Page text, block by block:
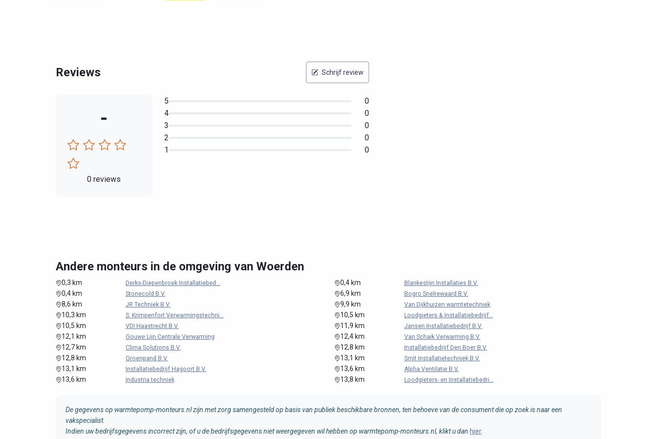
Reviews Schrijf review
-
0 reviews
5
0
4
0
3
0
2
0
1
0
Andere monteurs in de omgeving van Woerden
0,3 km Derks-Diepenbroek Installatiebed... 0,4 km Blankestijn Installaties B.V.
0,4 km Stonecold B.V. 6,9 km Bogro Snelrewaard B.V.
8,6 km JR Techniek B.V. 9,9 km Van Dijkhuizen warmtetechniek
10,3 km S. Krimpenfort Verwarmingstechni... 10,5 km Loodgieters & Installatiebedrijf...
10,5 km VDI Haastrecht B.V. 11,9 km Jansen Installatiebedrijf B.V.
12,1 km Gouwe Lijn Centrale Verwarming 12,4 km Van Schaik Verwarming B.V.
12,7 km Clima Solutions B.V. 12,8 km Installatiebedrijf Den Boer B.V.
12,8 km Groenpand B.V. 13,1 km Smit Installatietechniek B.V.
13,1 km Installatiebedrijf Hagoort B.V. 13,6 km Alpha Ventilatie B.V.
13,6 km Industria techniek 13,8 km Loodgieters- en Installatiebedri...
De gegevens op warmtepomp-monteurs.nl zijn met zorg samengesteld op basis van publiek beschikbare bronnen, ten behoeve van de consument die op zoek is naar een
vakspecialist.
Indien uw bedrijfsgegevens incorrect zijn, of u de bedrijfsgegevens niet weergegeven wil hebben op warmtepomp-monteurs.nl, klikt u dan hier.